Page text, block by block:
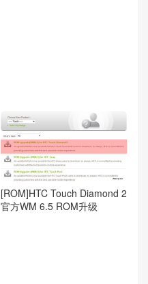
[ROM]HTC Touch Diamond 2
官方WM 6.5 ROM升级